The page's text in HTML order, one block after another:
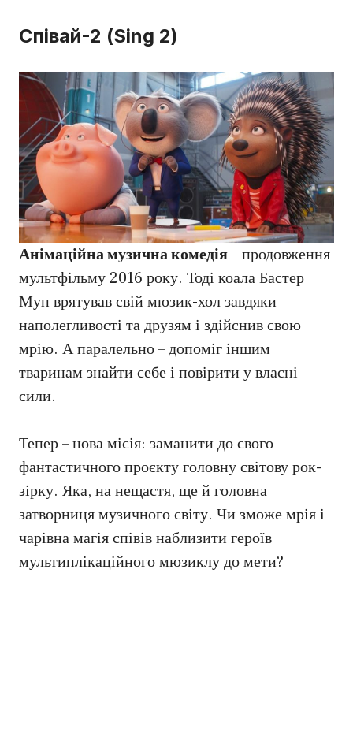
Співай-2 (Sing 2)
Анімаційна музична комедія– продовження
мультфільму 2016 року. Тоді коала Бастер
Мун врятував свій мюзик-хол завдяки
наполегливості та друзям і здійснив свою
мрію. А паралельно – допоміг іншим
тваринам знайти себе і повірити у власні
сили.
Тепер – нова місія: заманити до свого
фантастичного проєкту головну світову рок-
зірку. Яка, на нещастя, ще й головна
затворниця музичного світу. Чи зможе мрія і
чарівна магія співів наблизити героїв
мультиплікаційного мюзиклу до мети?